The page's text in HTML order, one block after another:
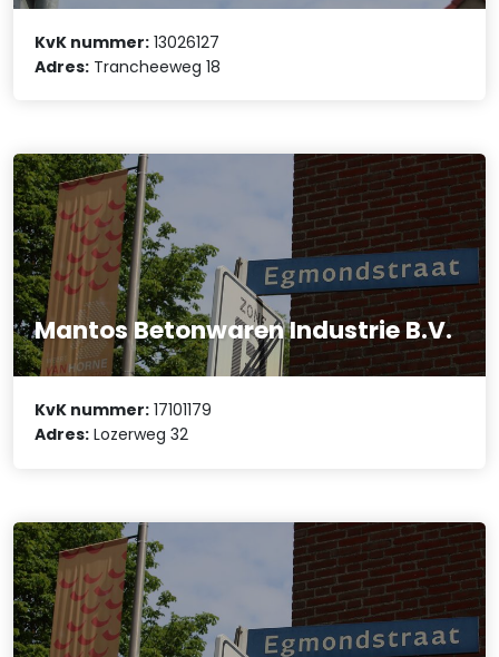
KvK nummer: 13026127
Adres: Trancheeweg 18
Mantos Betonwaren Industrie B.V.
KvK nummer: 17101179
Adres: Lozerweg 32